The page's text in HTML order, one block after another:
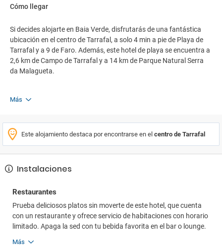
Cómo llegar
Si decides alojarte en Baia Verde, disfrutarás de una fantástica
ubicación en el centro de Tarrafal, a solo 4 min a pie de Playa de
Tarrafal y a 9 de Faro. Además, este hotel de playa se encuentra a
2,6 km de Campo de Tarrafal y a 14 km de Parque Natural Serra
da Malagueta.
Más
Este alojamiento destaca por encontrarse en el centro de Tarrafal
Instalaciones
Restaurantes
Prueba deliciosos platos sin moverte de este hotel, que cuenta
con un restaurante y ofrece servicio de habitaciones con horario
limitado. Apaga la sed con tu bebida favorita en el bar o lounge.
Más